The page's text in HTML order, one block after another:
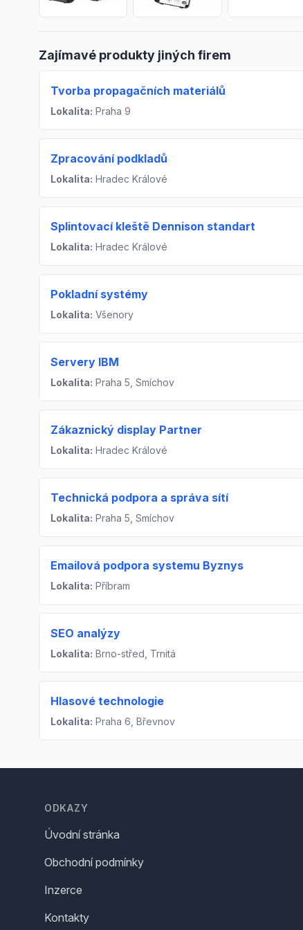
Zajímavé produkty jiných firem
Tvorba propagačních materiálů
Lokalita: Praha 9
Zpracování podkladů
Lokalita: Hradec Králové
Splintovací kleště Dennison standart
Lokalita: Hradec Králové
Pokladní systémy
Lokalita: Všenory
Servery IBM
Lokalita: Praha 5, Smíchov
Zákaznický display Partner
Lokalita: Hradec Králové
Technická podpora a správa sítí
Lokalita: Praha 5, Smíchov
Emailová podpora systemu Byznys
Lokalita: Příbram
SEO analýzy
Lokalita: Brno-střed, Trnitá
Hlasové technologie
Lokalita: Praha 6, Břevnov
ODKAZY
Úvodní stránka
Obchodní podmínky
Inzerce
Kontakty